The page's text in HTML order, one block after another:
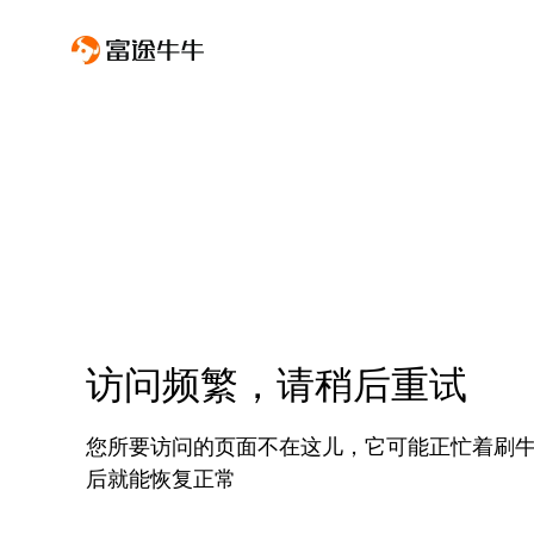
访问频繁，请稍后重试
您所要访问的页面不在这儿，它可能正忙着刷
后就能恢复正常